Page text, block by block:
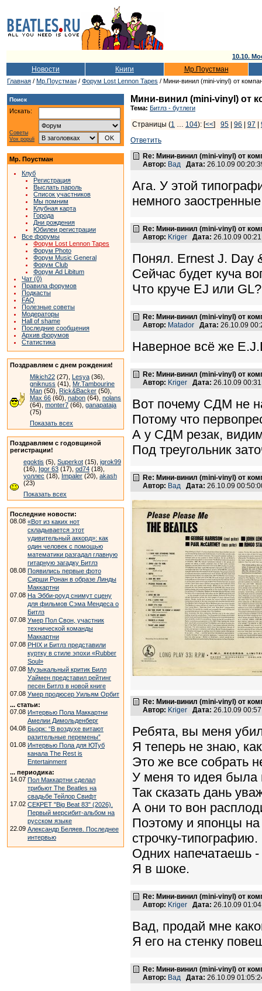
10.10.
Новости Книги Мр.Поустман
Главная / Мр.Поустман / Форум Lost Lennon Tapes / Мини-винил (mini-vinyl) от
Поиск
Искать:
Советы
Vox populi
Мр. Поустман
Клуб
Регистрация
Выслать пароль
Список участников
Мы помним
Клубная карта
Города
Дни рождения
Юбилеи регистрации
Все форумы
Форум Lost Lennon Tapes
Форум Photo
Форум Music General
Форум Club
Форум Ad Libitum
Чат (0)
Правила форумов
Подкасты
FAQ
Полезные советы
Модераторы
Hall of shame
Последние сообщения
Архив форумов
Статистика
Поздравляем с днем рождения!
Mikich22 (27), Lesya (36),
gniknuss (41), Mr.Tambourine
Man (50), Rick&Backer (50),
Max 66 (60), nabon (64), nolans
(64), monter7 (66), ganapataja
(75)
Показать всех
Поздравляем с годовщиной
регистрации!
egoktis (5), Superkot (15), igrok99
(16), Igor 63 (17), od74 (18),
уоллес (18), Impaler (20), akash
(23)
Показать всех
Последние новости:
08.08 «Вот из каких нот
складывается этот
удивительный аккорд»: как
один человек с помощью
математики разгадал главную
гитарную загадку Битлз
08.08 Появились первые фото
Сирши Ронан в образе Линды
Маккартни
07.08 На Эбби-роуд снимут сцену
для фильмов Сэма Мендеса о
Битлз
07.08 Умер Пол Свон, участник
технической команды
Маккартни
07.08 PHIX и Битлз представили
куртку в стиле эпохи «Rubber
Soul»
07.08 Музыкальный критик Билл
Уаймен представил рейтинг
песен Битлз в новой книге
07.08 Умер продюсер Уильям Орбит
... статьи:
07.08 Интервью Пола Маккартни
Амелии Димольденберг
04.08 Бьорк: “В воздухе витают
разительные перемены”
01.08 Интервью Пола для ЮТуб
канала The Rest is
Entertainment
... периодика:
14.07 Пол Маккартни сделал
трибьют The Beatles на
свадьбе Тейлор Свифт
17.02 СЕКРЕТ "Big Beat 83" (2026).
Первый мерсибит-альбом на
русском языке
22.09 Александр Беляев. Последнее
интервью
Мини-винил (mini-vinyl) от
Тема: Битлз - бутлеги
Страницы (1 … 104): [<<] 95 96 97
Ответить
Re: Мини-винил (mini-vinyl) от
Автор: Вад Дата: 26.10.09
Ага. У этой
немного
Re: Мини-винил (mini-vinyl) от
Автор: Kriger Дата: 26.10.09
Понял. Ernest J. Day
Сейчас будет куча
Что круче EJ или GL?
Re: Мини-винил (mini-vinyl) от
Автор: Matador Дата: 26.10.09
Наверное всё же
Re: Мини-винил (mini-vinyl) от
Автор: Kriger Дата: 26.10.09
Вот почему СДМ не
Потому что
А у СДМ резак,
Под треугольник
Re: Мини-винил (mini-vinyl) от
Автор: Вад Дата: 26.10.09
Re: Мини-винил (mini-vinyl) от
Автор: Kriger Дата: 26.10.09
Ребята, вы меня
Я теперь не знаю,
Это же все собрать
У меня то идея была
Так сказать дань
А они то вон
Поэтому и японцы
строчку-типографию.
Одних напечатаешь -
Я в шоке.
Re: Мини-винил (mini-vinyl) от
Автор: Kriger Дата: 26.10.09
Вад, продай мне
Я его на стенку
Re: Мини-винил (mini-vinyl) от
Автор: Вад Дата: 26.10.09